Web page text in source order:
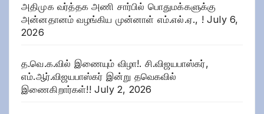
அதிமுக வர்த்தக அணி சார்பில் பொதுமக்களுக்கு
அன்னதானம் வழங்கிய முன்னாள் எம்.எல்.ஏ., ! July 6,
2026
த.வெ.க.வில் இணையும் விழா!. சி.விஜயபாஸ்கர்,
எம்.ஆர்.விஜயபாஸ்கர் இன்று தவெகவில்
இணைகிறார்கள்!! July 2, 2026